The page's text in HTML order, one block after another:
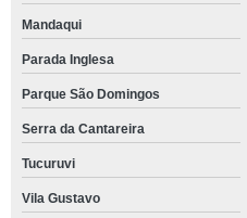
Mandaqui
Parada Inglesa
Parque São Domingos
Serra da Cantareira
Tucuruvi
Vila Gustavo